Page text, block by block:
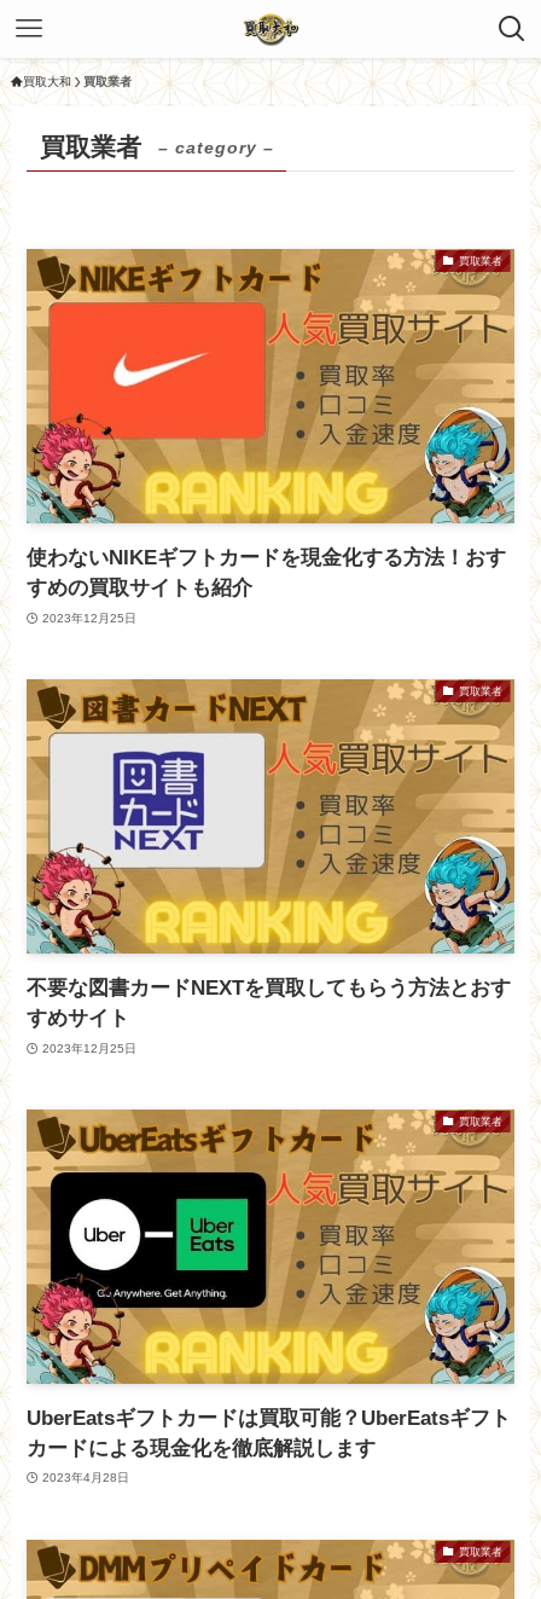
買取大和 買取業者
買取業者 – category –
買取業者
使わないNIKEギフトカードを現金化する方法！おす
すめの買取サイトも紹介
2023年12月25日
買取業者
不要な図書カードNEXTを買取してもらう方法とおす
すめサイト
2023年12月25日
買取業者
UberEatsギフトカードは買取可能？UberEatsギフト
カードによる現金化を徹底解説します
2023年4月28日
買取業者